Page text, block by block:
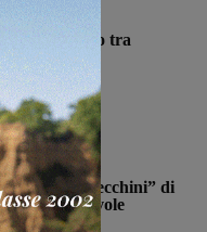
a fuoco tra
Reggello
2026
allo “Zecchini” di
amichevole